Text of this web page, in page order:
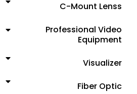
C-Mount Lenss
Professional Video
Equipment
Visualizer
Fiber Optic